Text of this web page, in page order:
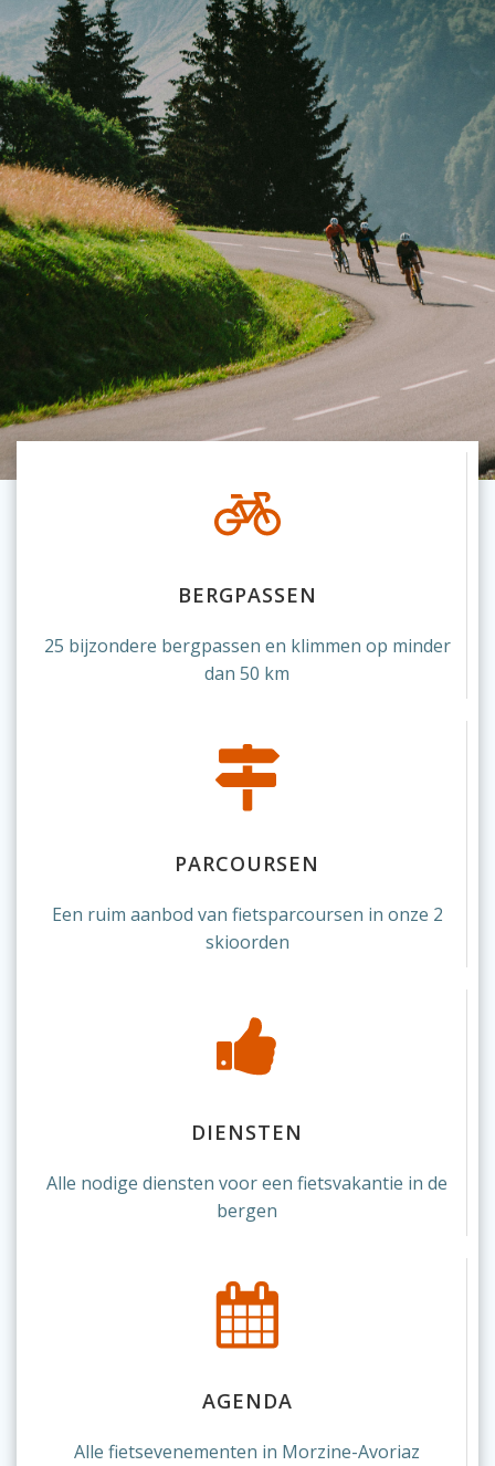
BERGPASSEN
25 bijzondere bergpassen en klimmen op minder
dan 50 km
PARCOURSEN
Een ruim aanbod van fietsparcoursen in onze 2
skioorden
DIENSTEN
Alle nodige diensten voor een fietsvakantie in de
bergen
AGENDA
Alle fietsevenementen in Morzine-Avoriaz